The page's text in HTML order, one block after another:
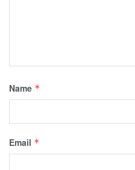
Name *
Email *